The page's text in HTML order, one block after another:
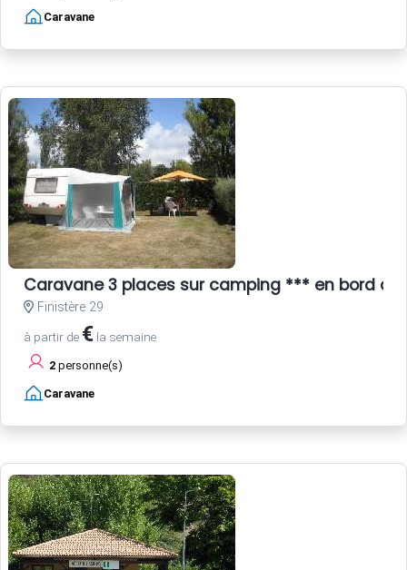
Caravane
Caravane 3 places sur camping *** en bord de
Finistère 29
à partir de € la semaine
2 personne(s)
Caravane